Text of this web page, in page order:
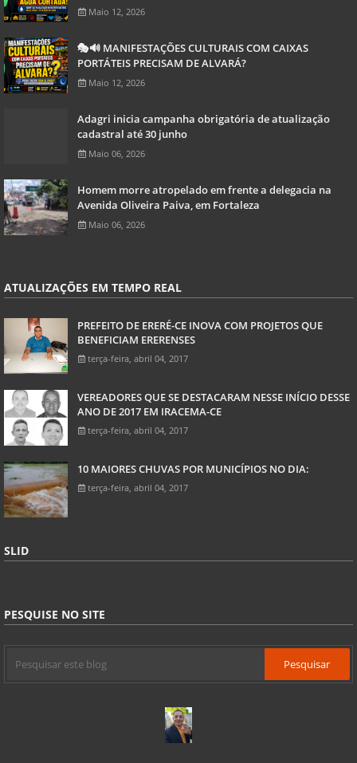
Maio 12, 2026
🎭🔊 MANIFESTAÇÕES CULTURAIS COM CAIXAS
PORTÁTEIS PRECISAM DE ALVARÁ?
Maio 12, 2026
Adagri inicia campanha obrigatória de atualização
cadastral até 30 junho
Maio 06, 2026
Homem morre atropelado em frente a delegacia na
Avenida Oliveira Paiva, em Fortaleza
Maio 06, 2026
ATUALIZAÇÕES EM TEMPO REAL
PREFEITO DE ERERÉ-CE INOVA COM PROJETOS QUE
BENEFICIAM ERERENSES
terça-feira, abril 04, 2017
VEREADORES QUE SE DESTACARAM NESSE INÍCIO DESSE
ANO DE 2017 EM IRACEMA-CE
terça-feira, abril 04, 2017
10 MAIORES CHUVAS POR MUNICÍPIOS NO DIA:
terça-feira, abril 04, 2017
SLID
PESQUISE NO SITE